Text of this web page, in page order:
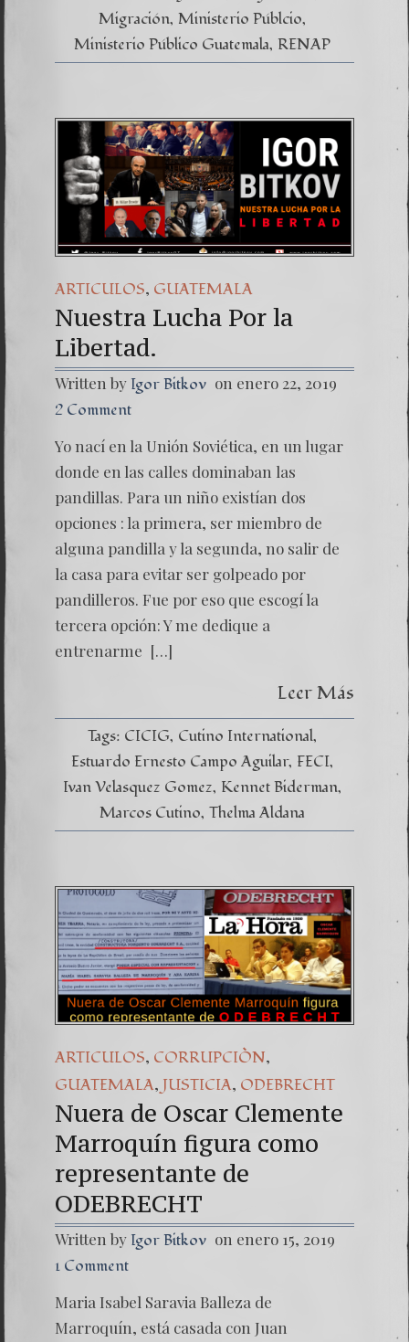
Migración Ministerio Públcio
Ministerio Público Guatemala RENAP
ARTICULOS, GUATEMALA
Nuestra Lucha Por la
Libertad.
Written by Igor Bitkov on enero 22, 2019
2 Comment
Yo nací en la Unión Soviética, en un lugar
donde en las calles dominaban las
pandillas. Para un niño existían dos
opciones : la primera, ser miembro de
alguna pandilla y la segunda, no salir de
la casa para evitar ser golpeado por
pandilleros. Fue por eso que escogí la
tercera opción: Y me dedique a
entrenarme […]
Leer Más
Tags: CICIG Cutino International
Estuardo Ernesto Campo Aguilar FECI
Ivan Velasquez Gomez Kennet Biderman
Marcos Cutino Thelma Aldana
ARTICULOS, CORRUPCIÒN,
GUATEMALA, JUSTICIA, ODEBRECHT
Nuera de Oscar Clemente
Marroquín figura como
representante de
ODEBRECHT
Written by Igor Bitkov on enero 15, 2019
1 Comment
Maria Isabel Saravia Balleza de
Marroquín, está casada con Juan